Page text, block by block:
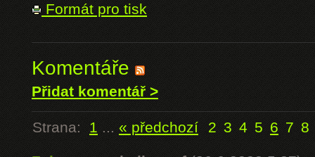
Formát pro tisk
Komentáře
Přidat komentář >
Strana: 1 ... « předchozí 2 3 4 5 6 7 8